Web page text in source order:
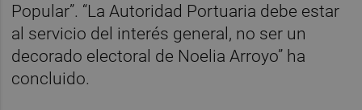
Popular”. “La Autoridad Portuaria debe estar
al servicio del interés general, no ser un
decorado electoral de Noelia Arroyo” ha
concluido.